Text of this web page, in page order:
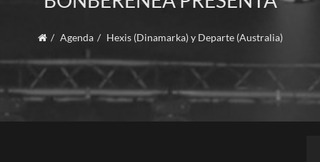
Agenda Hexis (Dinamarka) y Departe (Australia)